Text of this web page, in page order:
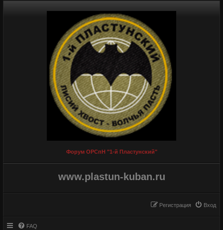
Форум ОРСпН "1-й Пластунский"
www.plastun-kuban.ru
Вход
Регистрация
FAQ